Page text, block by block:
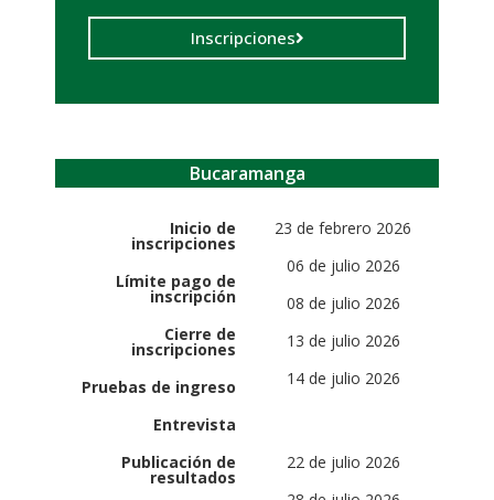
Inscripciones
Bucaramanga
Inicio de
inscripciones
Límite pago de
inscripción
Cierre de
inscripciones
Pruebas de ingreso
Entrevista
23 de febrero 2026
06 de julio 2026
08 de julio 2026
13 de julio 2026
14 de julio 2026
Publicación de
resultados
22 de julio 2026